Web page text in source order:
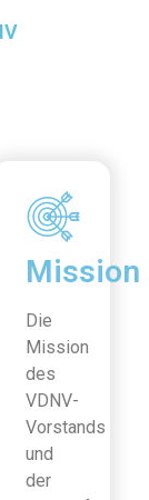
Mission
Die
Mission
des
VDNV-
Vorstands
und
der